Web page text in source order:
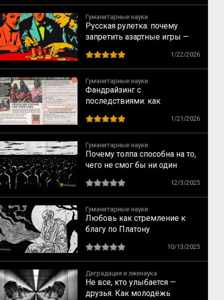
создаются субкультуры)
Гуманитарные науки
Русская рулетка: почему
запретить азартные игры —
понедельники
1/22/2026
Гуманитарные науки
Фандрайзинг с
последствиями: как
тех, кому помогает
1/21/2026
Гуманитарные науки
Почему толпа способна на то,
чего не смог бы ни один
механизмы по Лебону
12/3/2025
Гуманитарные науки
Любовь как стремление к
благу по Платону
10/13/2025
Деградация и лженаука
Не все, кто улыбается —
друзья. Как молодёжь